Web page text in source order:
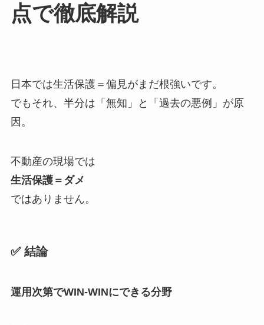
点で徹底解説
日本では生活保護＝偏見がまだ根強いです。
でもそれ、半分は「無知」と「過去の悪例」が原
因。
不動産の現場では
生活保護＝ダメ
ではありません。
✅ 結論
運用次第でWIN-WINにできる分野